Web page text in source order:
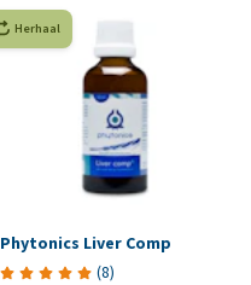
Herhaal
Phytonics Liver Comp
(8)